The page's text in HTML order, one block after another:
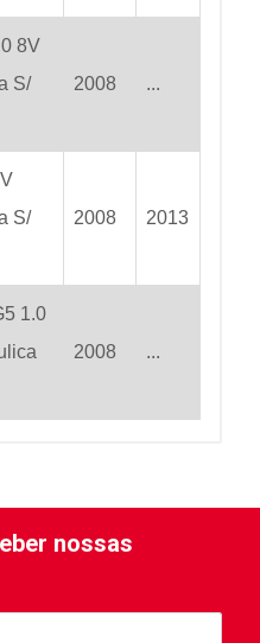
8V
S/
2008 ...
S/
2008 2013
1.0
2008 ...
nossas